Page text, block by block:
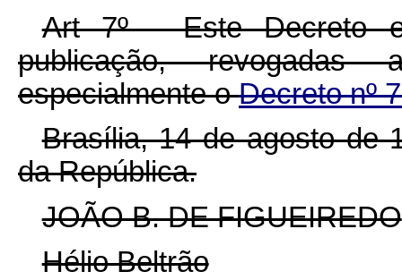
Art 7º - Este Decreto
publicação, revogadas
especialmente oDecreto nº
Brasília, 14 de agosto de
da República.
JOÃO B. DE FIGUEIREDO
Hélio Beltrão